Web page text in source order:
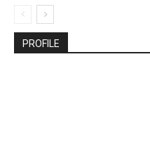
PROFILE